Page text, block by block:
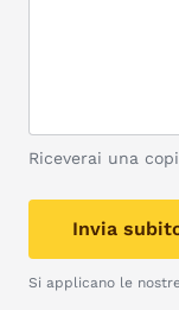
Riceverai una
Invia
Si applicano le